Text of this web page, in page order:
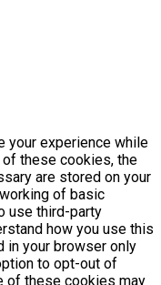
your experience while
of these cookies, the
are stored on your
of basic
use third-party
how you use this
in your browser only
to opt-out of
of these cookies may